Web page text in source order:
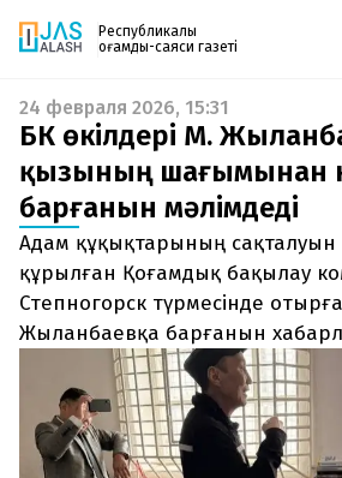
Республикалық
қоғамдық-саяси газеті
Жаңалықтар
Спорт
Live
Руханият
Аймақ
Архив
Заң және тәртіп
Редакциямен байланыс
+7 708 604 51 06
Жарнама бөлімі
+7 701 220 64 52
Пошта
zhasalash100@gmail.com
Газетке жазылу
PDF форматтағы газетті ай сайын
поштаңызға алып отырыңыз. Жаңа
шыққан сәтте сізге бірден жіберіледі.
енгізіңіз, біз қалғанын өзіміз жібереміз.
24 февраля 2026, 15:31
ҚБК өкілдері М.
қызының шағымынан
барғанын мәлімдеді
Адам құқықтарының сақталуын
құрылған Қоғамдық бақылау
Степногорск түрмесінде
Жыланбаевқа барғанын